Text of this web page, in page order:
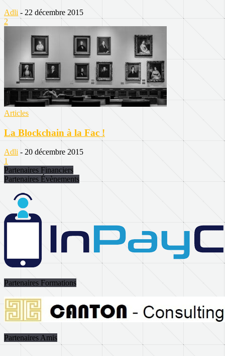
Adli - 22 décembre 2015
2
Articles
La Blockchain à la Fac !
Adli - 20 décembre 2015
1
Partenaires Financiers
Partenaires Évènements
Partenaires Formations
Partenaires Amis